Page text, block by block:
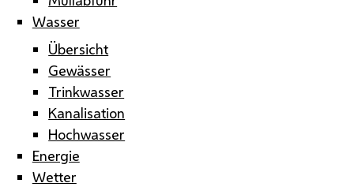
Wasser
Übersicht
Gewässer
Trinkwasser
Kanalisation
Hochwasser
Energie
Wetter